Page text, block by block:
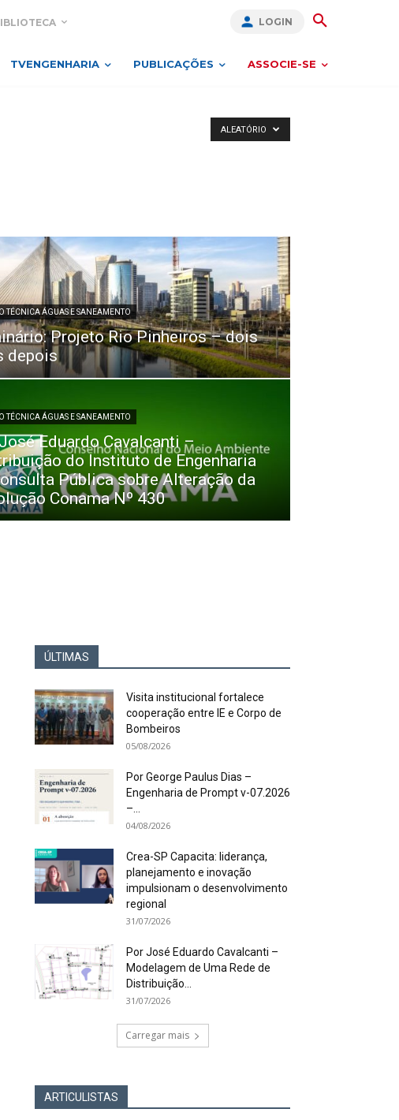
LOGIN
TVENGENHARIA PUBLICAÇÕES ASSOCIE-SE
ALEATÓRIO
TÉCNICA ÁGUAS E SANEAMENTO
Projeto Rio Pinheiros – dois
depois
TÉCNICA ÁGUAS E SANEAMENTO
Eduardo Cavalcanti –
do Instituto de Engenharia
Pública sobre Alteração da
Conama Nº 430
ÚLTIMAS
Visita institucional fortalece
cooperação entre IE e Corpo de
Bombeiros
05/08/2026
Por George Paulus Dias –
Engenharia de Prompt v-07.2026
–...
04/08/2026
Crea-SP Capacita: liderança,
planejamento e inovação
impulsionam o desenvolvimento
regional
31/07/2026
Por José Eduardo Cavalcanti –
Modelagem de Uma Rede de
Distribuição...
31/07/2026
Carregar mais
ARTICULISTAS